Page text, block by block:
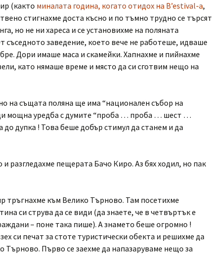
(както миналата година, когато отидох на B’estival-а,
стигнахме доста късно и по тъмно трудно се търсят
но не ни хареса и се установихме на поляната
съседното заведение, което вече не работеше, идваше
Дори имаше маса и скамейки. Хапнахме и пийнахме
като нямаше време и място да си сготвим нещо на
на същата поляна ще има “национален събор на
мощна уредба с думите “проба … проба … шест …
до дупка ! Това беше добър стимул да станем и да
и разгледахме пещерата Бачо Киро. Аз бях ходил, но пак
тръгнахме към Велико Търново. Там посетихме
си струва да се види (да знаете, че в четвъртък е
– поне така пише). А знамето беше огромно !
си печат за стоте туристически обекта и решихме да
Търново. Първо се заехме да напазаруваме нещо за